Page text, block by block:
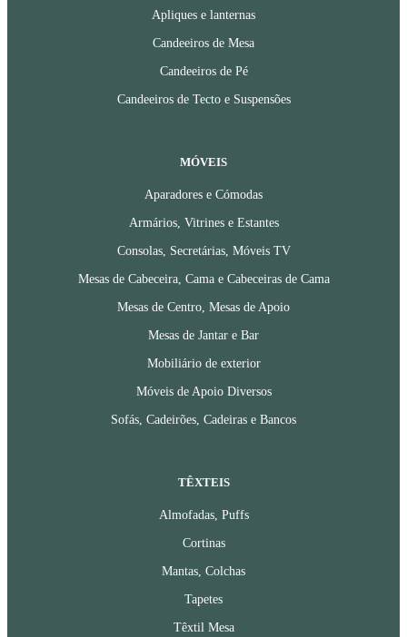
Apliques e lanternas
Candeeiros de Mesa
Candeeiros de Pé
Candeeiros de Tecto e Suspensões
MÓVEIS
Aparadores e Cómodas
Armários, Vitrines e Estantes
Consolas, Secretárias, Móveis TV
Mesas de Cabeceira, Cama e Cabeceiras de Cama
Mesas de Centro, Mesas de Apoio
Mesas de Jantar e Bar
Mobiliário de exterior
Móveis de Apoio Diversos
Sofás, Cadeirões, Cadeiras e Bancos
TÊXTEIS
Almofadas, Puffs
Cortinas
Mantas, Colchas
Tapetes
Têxtil Mesa